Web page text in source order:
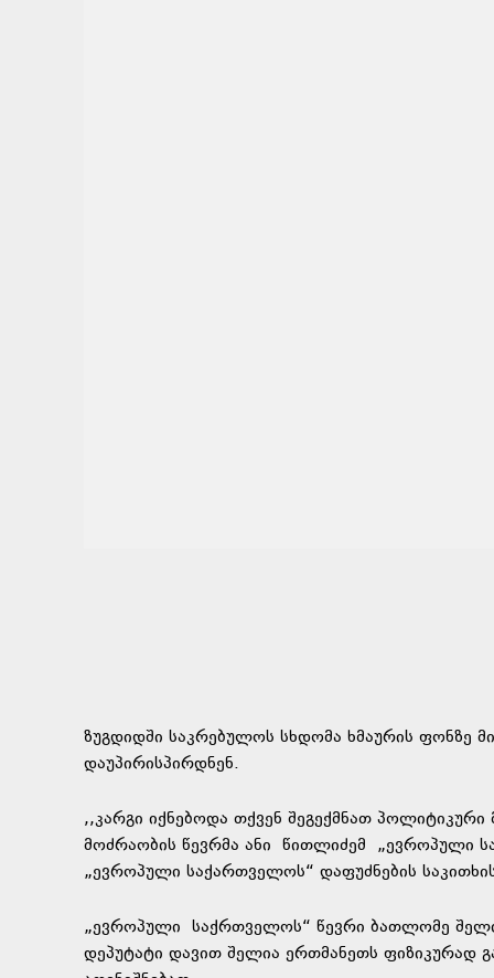
ზუგდიდში საკრებულოს სხდომა ხმაურის ფონზე
დაუპირისპირდნენ.
,,კარგი იქნებოდა თქვენ შეგექმნათ
მოძრაობის წევრმა ანი წითლიძემ „ევროპული
„ევროპული საქართველოს“ დაფუძნების
„ევროპული საქრთველოს“ წევრი ბათლომე
დეპუტატი დავით შელია ერთმანეთს ფიზიკურად